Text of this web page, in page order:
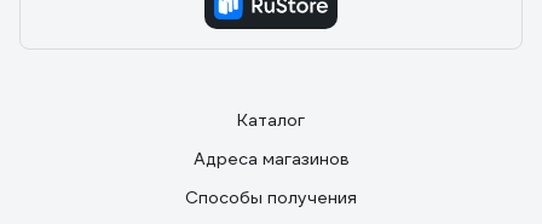
Каталог
Адреса магазинов
Способы получения